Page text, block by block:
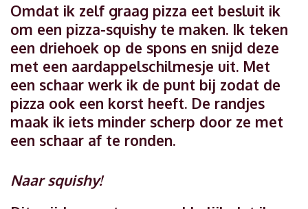
Omdat ik zelf graag pizza eet besluit ik
om een pizza-squishy te maken. Ik teken
een driehoek op de spons en snijd deze
met een aardappelschilmesje uit. Met
een schaar werk ik de punt bij zodat de
pizza ook een korst heeft. De randjes
maak ik iets minder scherp door ze met
een schaar af te ronden.
Naar squishy!